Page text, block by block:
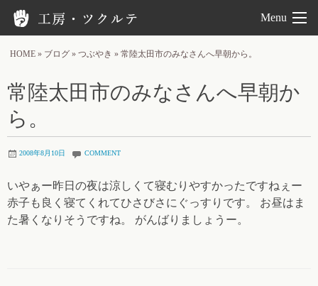
Menu
HOME » ブログ » つぶやき » 常陸太田市のみなさんへ早朝から。
常陸太田市のみなさんへ早朝か
ら。
2008年8月10日 COMMENT
いやぁー昨日の夜は涼しくて寝むりやすかったですねぇー
赤子も良く寝てくれてひさびさにぐっすりです。 お昼はま
た暑くなりそうですね。 がんばりましょうー。